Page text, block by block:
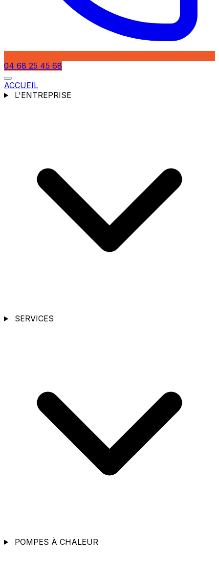
04 68 25 45 68
ACCUEIL
L'ENTREPRISE
SERVICES
POMPES À CHALEUR